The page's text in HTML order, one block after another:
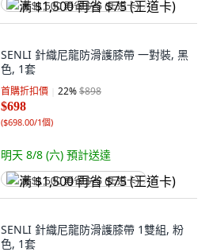
满 $1,500 再省 $75 (王道卡)
SENLI 針織尼龍防滑護膝帶 一對裝, 黑
色, 1套
首購折扣價 22%$898
$698
($698.00/1個)
明天 8/8 (六) 預計送達
满 $1,500 再省 $75 (王道卡)
SENLI 針織尼龍防滑護膝帶 1雙組, 粉
色, 1套